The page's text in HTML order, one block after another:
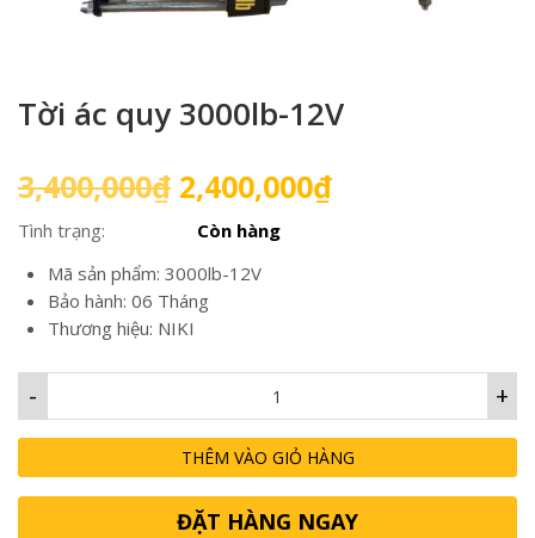
Tời ác quy 3000lb-12V
3,400,000₫ Giá
gốc
là:
3,400,000₫.
2,400,000₫Giá
Tình trạng:
Còn hàng
Mã sản phẩm: 3000lb-12V
Bảo hành: 06 Tháng
Thương hiệu: NIKI
+
-
THÊM VÀO GIỎ HÀNG
ĐẶT HÀNG NGAY